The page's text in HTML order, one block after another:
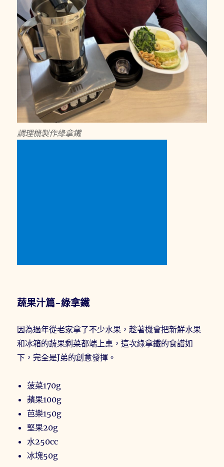
調理機製作綠拿鐵
蔬果汁篇-綠拿鐵
因為過年從老家拿了不少水果，趁著機會把新鮮水果
和冰箱的蔬果剩菜都端上桌，這次綠拿鐵的食譜如
下，完全是J弟的創意發揮。
菠菜170g
蘋果100g
芭樂150g
堅果20g
水250cc
冰塊50g